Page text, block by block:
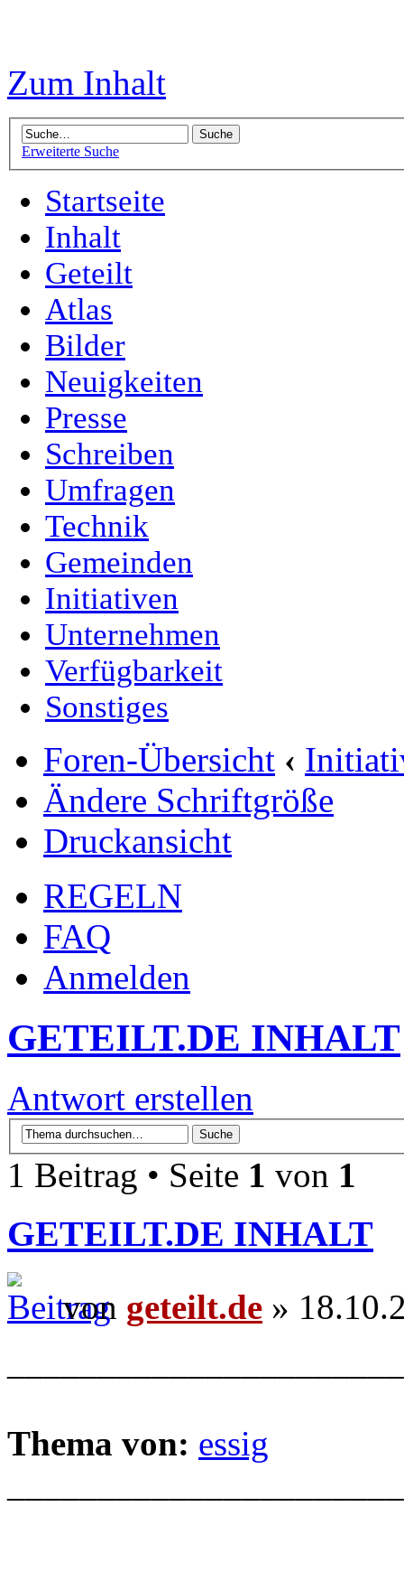
Zum Inhalt
Erweiterte Suche
Startseite
Inhalt
Geteilt
Atlas
Bilder
Neuigkeiten
Presse
Schreiben
Umfragen
Technik
Gemeinden
Initiativen
Unternehmen
Verfügbarkeit
Sonstiges
Foren-Übersicht ‹
Ändere Schriftgröße
Druckansicht
REGELN
FAQ
Anmelden
GETEILT.DE INHALT
Antwort erstellen
1 Beitrag • Seite 1 von 1
GETEILT.DE INHALT
von geteilt.de »
Thema von: essig